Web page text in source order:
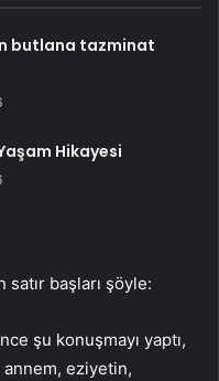
butlana tazminat
Hikayesi
satır başları şöyle:
şu konuşmayı yaptı,
annem, eziyetin,